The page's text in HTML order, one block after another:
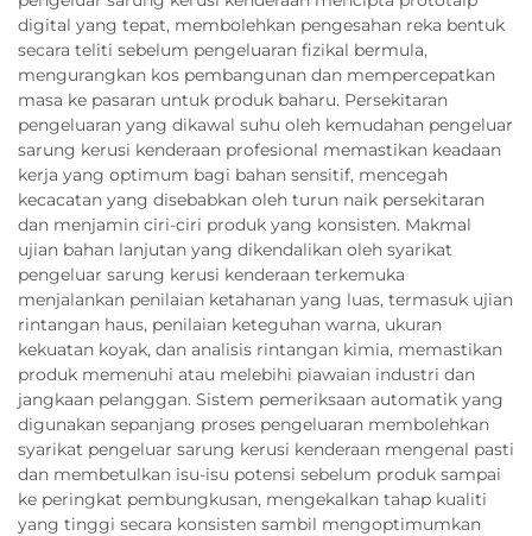
digital yang tepat, membolehkan pengesahan reka bentuk
secara teliti sebelum pengeluaran fizikal bermula,
mengurangkan kos pembangunan dan mempercepatkan
masa ke pasaran untuk produk baharu. Persekitaran
pengeluaran yang dikawal suhu oleh kemudahan pengeluar
sarung kerusi kenderaan profesional memastikan keadaan
kerja yang optimum bagi bahan sensitif, mencegah
kecacatan yang disebabkan oleh turun naik persekitaran
dan menjamin ciri-ciri produk yang konsisten. Makmal
ujian bahan lanjutan yang dikendalikan oleh syarikat
pengeluar sarung kerusi kenderaan terkemuka
menjalankan penilaian ketahanan yang luas, termasuk ujian
rintangan haus, penilaian keteguhan warna, ukuran
kekuatan koyak, dan analisis rintangan kimia, memastikan
produk memenuhi atau melebihi piawaian industri dan
jangkaan pelanggan. Sistem pemeriksaan automatik yang
digunakan sepanjang proses pengeluaran membolehkan
syarikat pengeluar sarung kerusi kenderaan mengenal pasti
dan membetulkan isu-isu potensi sebelum produk sampai
ke peringkat pembungkusan, mengekalkan tahap kualiti
yang tinggi secara konsisten sambil mengoptimumkan